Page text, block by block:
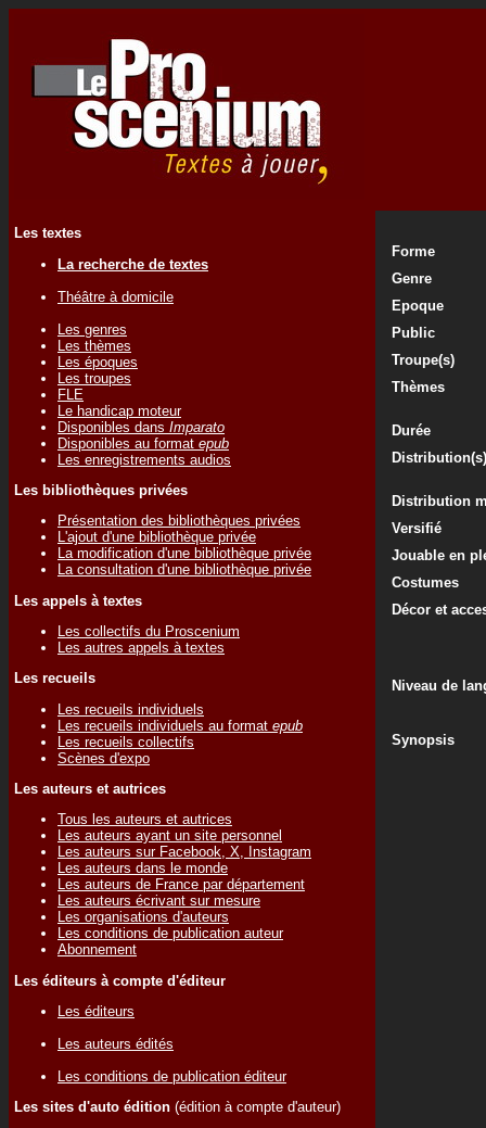
Les textes
La recherche de textes
Théâtre à domicile
Les genres
Les thèmes
Les époques
Les troupes
FLE
Le handicap moteur
Disponibles dans Imparato
Disponibles au format epub
Les enregistrements audios
Les bibliothèques privées
Présentation des bibliothèques privées
L'ajout d'une bibliothèque privée
La modification d'une bibliothèque privée
La consultation d'une bibliothèque privée
Les appels à textes
Les collectifs du Proscenium
Les autres appels à textes
Les recueils
Les recueils individuels
Les recueils individuels au format epub
Les recueils collectifs
Scènes d'expo
Les auteurs et autrices
Tous les auteurs et autrices
Les auteurs ayant un site personnel
Les auteurs sur Facebook, X, Instagram
Les auteurs dans le monde
Les auteurs de France par département
Les auteurs écrivant sur mesure
Les organisations d'auteurs
Les conditions de publication auteur
Abonnement
Les éditeurs à compte d'éditeur
Les éditeurs
Les auteurs édités
Les conditions de publication éditeur
Les sites d'auto édition (édition à compte d'auteur)
Forme
Genre
Epoque
Public
Troupe(s)
Thèmes
Durée
Distribution(s)
Distribution
Versifié
Jouable en
Costumes
Décor et
Niveau de
Synopsis